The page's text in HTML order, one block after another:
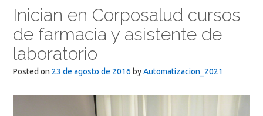
Inician en Corposalud cursos
de farmacia y asistente de
laboratorio
Posted on 23 de agosto de 2016 byAutomatizacion_2021